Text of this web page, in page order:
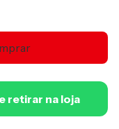
retirar na loja